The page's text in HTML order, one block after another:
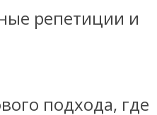
репетиции и
подхода, где